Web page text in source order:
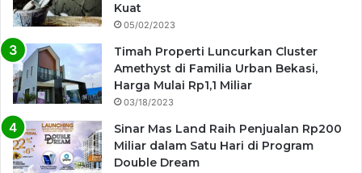
Kuat
05/02/2023
Timah Properti Luncurkan Cluster
Amethyst di Familia Urban Bekasi,
Harga Mulai Rp1,1 Miliar
03/18/2023
Sinar Mas Land Raih Penjualan Rp200
Miliar dalam Satu Hari di Program
Double Dream